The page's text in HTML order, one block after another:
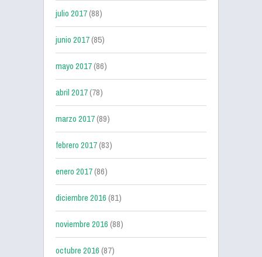
julio 2017(88)
junio 2017(85)
mayo 2017(86)
abril 2017(78)
marzo 2017(89)
febrero 2017(83)
enero 2017(86)
diciembre 2016(81)
noviembre 2016(88)
octubre 2016(87)